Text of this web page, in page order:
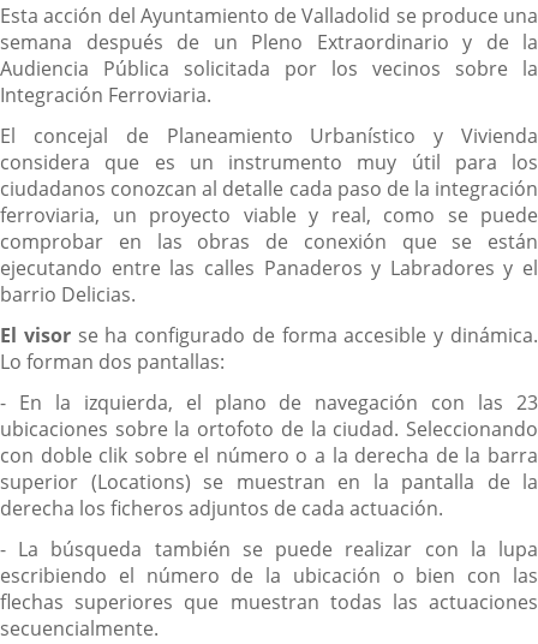
Esta acción del Ayuntamiento de Valladolid se produce una
semana después de un Pleno Extraordinario y de la
Audiencia Pública solicitada por los vecinos sobre la
Integración Ferroviaria.
El concejal de Planeamiento Urbanístico y Vivienda
considera que es un instrumento muy útil para los
ciudadanos conozcan al detalle cada paso de la integración
ferroviaria, un proyecto viable y real, como se puede
comprobar en las obras de conexión que se están
ejecutando entre las calles Panaderos y Labradores y el
barrio Delicias.
El visorse ha configurado de forma accesible y dinámica.
Lo forman dos pantallas:
- En la izquierda, el plano de navegación con las 23
ubicaciones sobre la ortofoto de la ciudad. Seleccionando
con doble clik sobre el número o a la derecha de la barra
superior (Locations) se muestran en la pantalla de la
derecha los ficheros adjuntos de cada actuación.
- La búsqueda también se puede realizar con la lupa
escribiendo el número de la ubicación o bien con las
flechas superiores que muestran todas las actuaciones
secuencialmente.